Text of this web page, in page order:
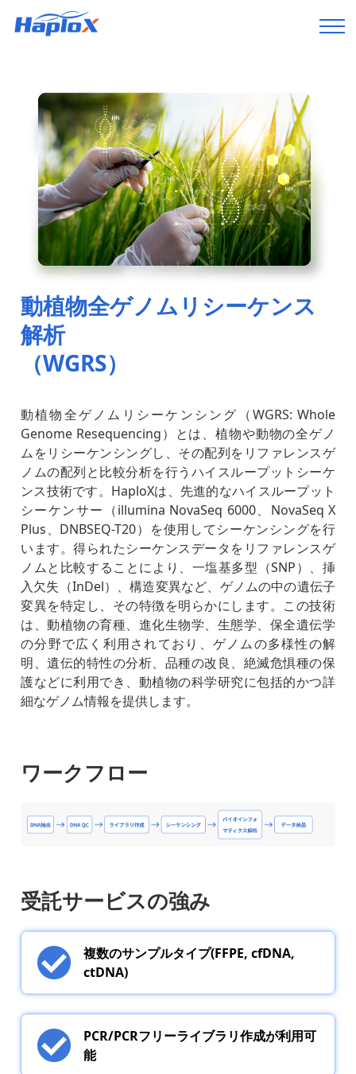
動植物全ゲノムリシーケンス
解析
（WGRS）
動植物全ゲノムリシーケンシング（WGRS: Whole
Genome Resequencing）とは、植物や動物の全ゲノ
ムをリシーケンシングし、その配列をリファレンスゲ
ノムの配列と比較分析を行うハイスループットシーケ
ンス技術です。HaploXは、先進的なハイスループット
シーケンサー（illumina NovaSeq 6000、NovaSeq X
Plus、DNBSEQ-T20）を使用してシーケンシングを行
います。得られたシーケンスデータをリファレンスゲ
ノムと比較することにより、一塩基多型（SNP）、挿
入欠失（InDel）、構造変異など、ゲノムの中の遺伝子
変異を特定し、その特徴を明らかにします。この技術
は、動植物の育種、進化生物学、生態学、保全遺伝学
の分野で広く利用されており、ゲノムの多様性の解
明、遺伝的特性の分析、品種の改良、絶滅危惧種の保
護などに利用でき、動植物の科学研究に包括的かつ詳
細なゲノム情報を提供します。
ワークフロー
受託サービスの強み
複数のサンプルタイプ(FFPE, cfDNA,
ctDNA)
PCR/PCRフリーライブラリ作成が利用可
能